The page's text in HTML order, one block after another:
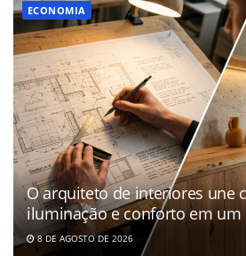
ECONOMIA
O arquiteto de interiores une
iluminação e conforto em
8 DE AGOSTO DE 2026